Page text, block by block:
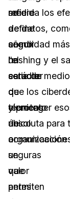
se
define
como
“el
estudio
de
técnicas
de
comunicación
seguras
que
permiten
refiere
a
añadir
un
carácter
o
elemento
único
a
un
valor
antes
medida los
de datos,
seguridad
hashing y el
serie de
que los
y proteger
absoluta para